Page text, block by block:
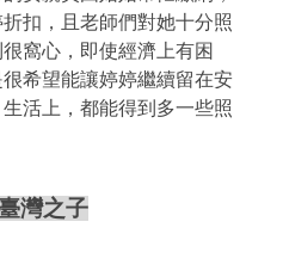
扣，且老師們對她十分照
窩心，即使經濟上有困
希望能讓婷婷繼續留在安
活上，都能得到多一些照
灣之子